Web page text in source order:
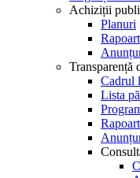
Achiziții
Planuri
Transparență
Cadrul
Lista